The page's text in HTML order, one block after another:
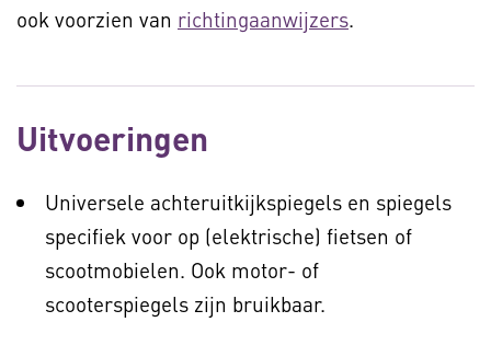
ook voorzien van richtingaanwijzers.
Uitvoeringen
Universele achteruitkijkspiegels en spiegels
specifiek voor op (elektrische) fietsen of
scootmobielen. Ook motor- of
scooterspiegels zijn bruikbaar.